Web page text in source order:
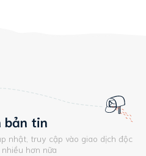
bản tin
nhật, truy cập vào giao dịch độc
hơn nữa